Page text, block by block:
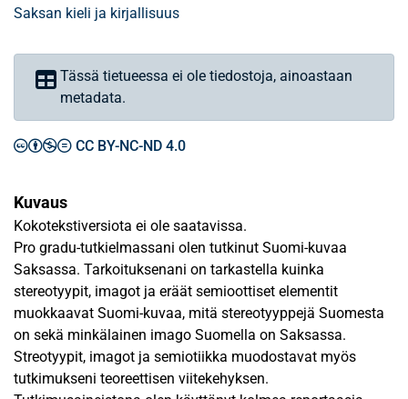
Saksan kieli ja kirjallisuus
Tässä tietueessa ei ole tiedostoja, ainoastaan
metadata.
CC BY-NC-ND 4.0
Kuvaus
Kokotekstiversiota ei ole saatavissa.
Pro gradu-tutkielmassani olen tutkinut Suomi-kuvaa
Saksassa. Tarkoituksenani on tarkastella kuinka
stereotyypit, imagot ja eräät semioottiset elementit
muokkaavat Suomi-kuvaa, mitä stereotyyppejä Suomesta
on sekä minkälainen imago Suomella on Saksassa.
Streotyypit, imagot ja semiotiikka muodostavat myös
tutkimukseni teoreettisen viitekehyksen.